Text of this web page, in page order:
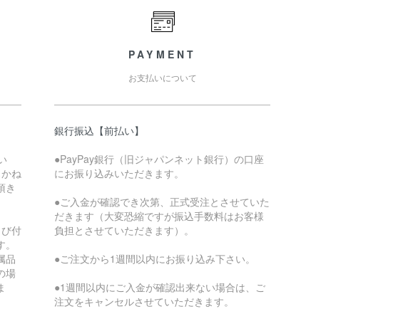
ね
き
付
品
場
PAYMENT
お支払いについて
銀行振込【前払い】
●PayPay銀行（旧ジャパンネット銀行）の口座
にお振り込みいただきます。
●ご入金が確認でき次第、正式受注とさせていた
だきます（大変恐縮ですが振込手数料はお客様
負担とさせていただきます）。
●ご注文から1週間以内にお振り込み下さい。
●1週間以内にご入金が確認出来ない場合は、ご
注文をキャンセルさせていただきます。